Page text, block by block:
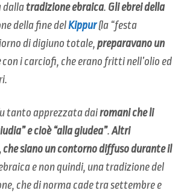
dallatradizione ebraica. Gli ebrei della
della fine delKippur(la “festa
di digiuno totale, preparavano un
con i carciofi, che erano fritti nell’olio ed
tanto apprezzata dairomani che li
e cioè “alla giudea”.Altri
che siano un contorno diffuso durante il
e non quindi, una tradizione del
che di norma cade tra settembre e